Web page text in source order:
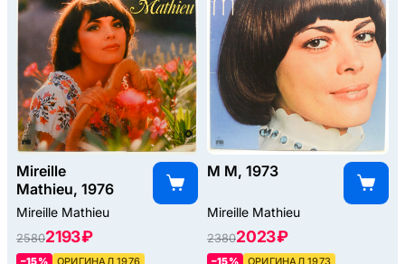
Mireille
Mathieu, 1976
Mireille Mathieu
25802193 ₽
–15% ОРИГИНАЛ 1976
M M, 1973
Mireille Mathieu
23802023 ₽
–15% ОРИГИНАЛ 1973